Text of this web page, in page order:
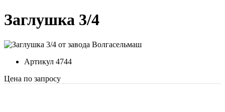
Заглушка 3/4
Артикул 4744
Цена по запросу